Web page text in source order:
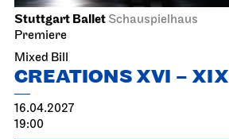
Stuttgart Ballet Schauspielhaus
Premiere
Mixed Bill
CREATIONS XVI – XIX
16.04.2027
19:00